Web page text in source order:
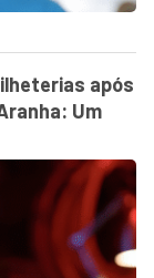
após
Um